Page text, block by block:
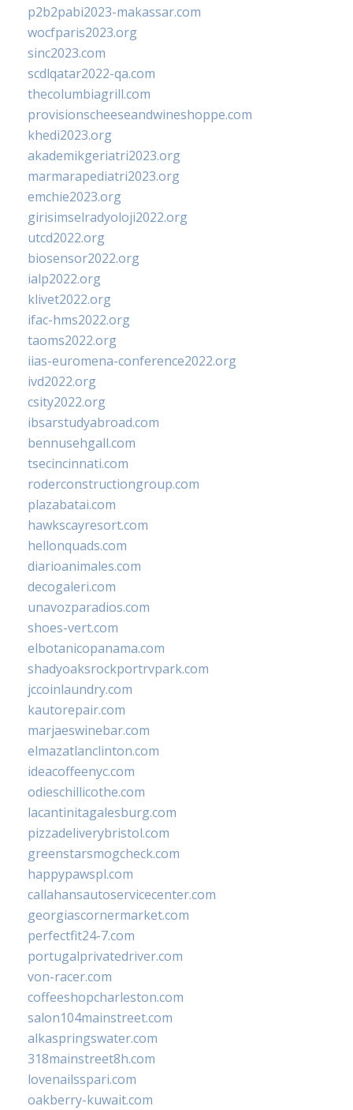
p2b2pabi2023-makassar.com
wocfparis2023.org
sinc2023.com
scdlqatar2022-qa.com
thecolumbiagrill.com
provisionscheeseandwineshoppe.com
khedi2023.org
akademikgeriatri2023.org
marmarapediatri2023.org
emchie2023.org
girisimselradyoloji2022.org
utcd2022.org
biosensor2022.org
ialp2022.org
klivet2022.org
ifac-hms2022.org
taoms2022.org
iias-euromena-conference2022.org
ivd2022.org
csity2022.org
ibsarstudyabroad.com
bennusehgall.com
tsecincinnati.com
roderconstructiongroup.com
plazabatai.com
hawkscayresort.com
hellonquads.com
diarioanimales.com
decogaleri.com
unavozparadios.com
shoes-vert.com
elbotanicopanama.com
shadyoaksrockportrvpark.com
jccoinlaundry.com
kautorepair.com
marjaeswinebar.com
elmazatlanclinton.com
ideacoffeenyc.com
odieschillicothe.com
lacantinitagalesburg.com
pizzadeliverybristol.com
greenstarsmogcheck.com
happypawspl.com
callahansautoservicecenter.com
georgiascornermarket.com
perfectfit24-7.com
portugalprivatedriver.com
von-racer.com
coffeeshopcharleston.com
salon104mainstreet.com
alkaspringswater.com
318mainstreet8h.com
lovenailsspari.com
oakberry-kuwait.com